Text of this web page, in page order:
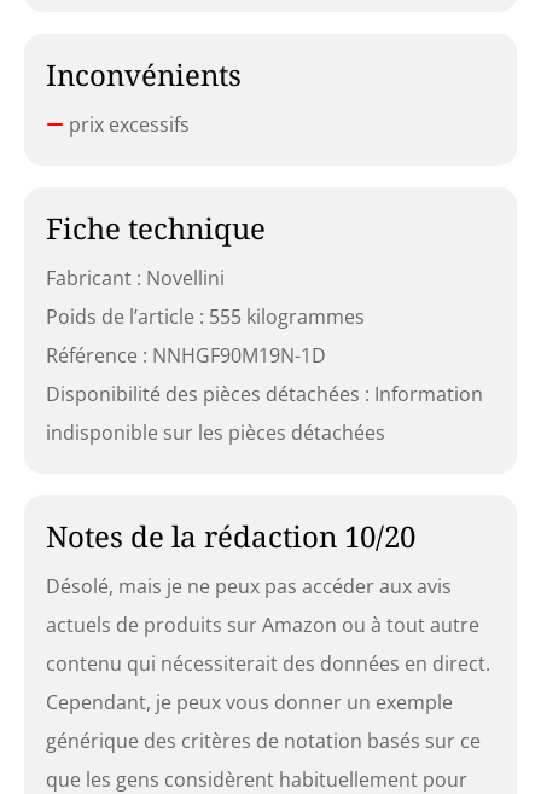
Inconvénients
prix excessifs
Fiche technique
Fabricant : Novellini
Poids de l’article : 555 kilogrammes
Référence : NNHGF90M19N-1D
Disponibilité des pièces détachées : Information
indisponible sur les pièces détachées
Notes de la rédaction 10/20
Désolé, mais je ne peux pas accéder aux avis
actuels de produits sur Amazon ou à tout autre
contenu qui nécessiterait des données en direct.
Cependant, je peux vous donner un exemple
générique des critères de notation basés sur ce
que les gens considèrent habituellement pour